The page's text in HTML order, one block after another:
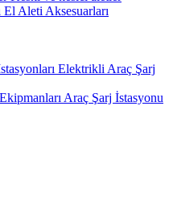
El Aleti Aksesuarları
Elektrikli Araç Şarj
Araç Şarj İstasyonu